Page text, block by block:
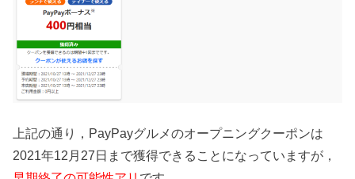
上記の通り，PayPayグルメのオープニングクーポンは
2021年12月27日まで獲得できることになっていますが，